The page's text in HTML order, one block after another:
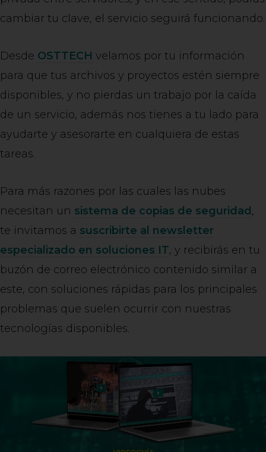
cambiar tu clave, el servicio seguirá funcionando.
Desde OSTTECH velamos por tu información
para que tus archivos y proyectos estén siempre
disponibles, y no pierdas un trabajo por la caída
de un servicio, además nos tienes a tu lado para
ayudarte y asesorarte en cualquiera de estas
tareas.
Para más razones por las cuales las nubes
necesitan un sistema de copias de seguridad ,
te invitamos a suscribirte al newsletter
especializado en soluciones IT, y recibirás en tu
buzón de correo electrónico contenido similar a
este, con soluciones rápidas para los principales
problemas que suelen ocurrir con nuestras
tecnologías disponibles.